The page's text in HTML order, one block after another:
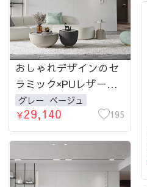
おしゃれデザインのセ
ラミック×PUレザーセ
ンターテーブル – リビ
ングを格調高く演出
fdl-2600-teatable
グレー ベージュ
￥29,140 195